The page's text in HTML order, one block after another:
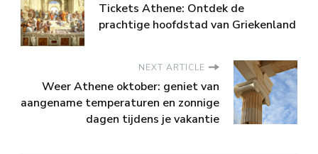
Tickets Athene: Ontdek de
prachtige hoofdstad van Griekenland
NEXT ARTICLE
Weer Athene oktober: geniet van
aangename temperaturen en zonnige
dagen tijdens je vakantie